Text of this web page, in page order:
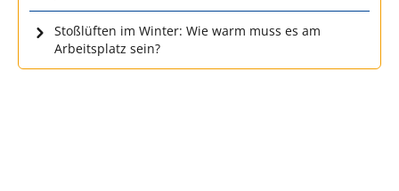
Stoßlüften im Winter: Wie warm muss es am
Arbeitsplatz sein?